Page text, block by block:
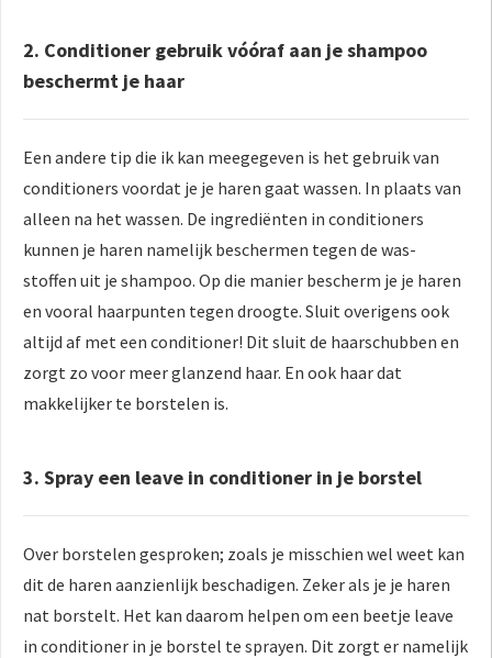
2. Conditioner gebruik vóóraf aan je shampoo
beschermt je haar
Een andere tip die ik kan meegegeven is het gebruik van
conditioners voordat je je haren gaat wassen. In plaats van
alleen na het wassen. De ingrediënten in conditioners
kunnen je haren namelijk beschermen tegen de was-
stoffen uit je shampoo. Op die manier bescherm je je haren
en vooral haarpunten tegen droogte. Sluit overigens ook
altijd af met een conditioner! Dit sluit de haarschubben en
zorgt zo voor meer glanzend haar. En ook haar dat
makkelijker te borstelen is.
3. Spray een leave in conditioner in je borstel
Over borstelen gesproken; zoals je misschien wel weet kan
dit de haren aanzienlijk beschadigen. Zeker als je je haren
nat borstelt. Het kan daarom helpen om een beetje leave
in conditioner in je borstel te sprayen. Dit zorgt er namelijk